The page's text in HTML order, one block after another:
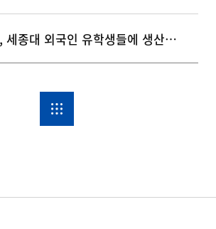
유유제약, 세종대 외국인 유학생들에 생산인프라 소개